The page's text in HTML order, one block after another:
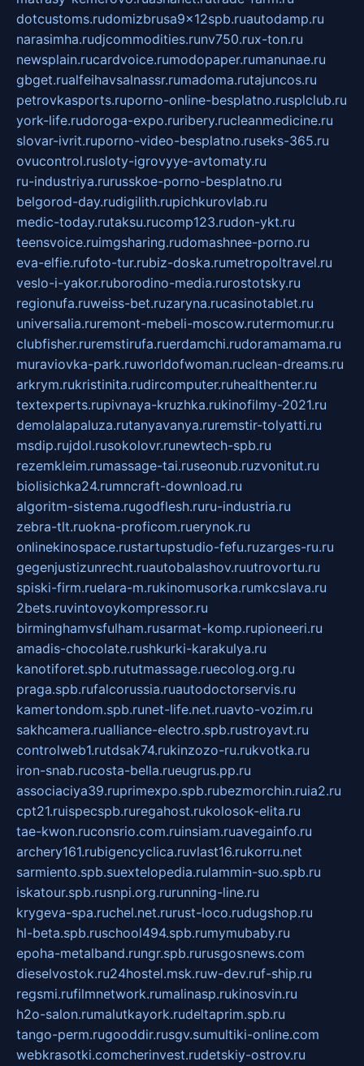
dotcustoms.rudomizbrusa9x12spb.ruautodamp.ru
narasimha.rudjcommodities.runv750.rux-ton.ru
newsplain.rucardvoice.rumodopaper.rumanunae.ru
gbget.rualfeihavsalnassr.rumadoma.rutajuncos.ru
petrovkasports.ruporno-online-besplatno.rusplclub.ru
york-life.rudoroga-expo.ruribery.rucleanmedicine.ru
slovar-ivrit.ruporno-video-besplatno.ruseks-365.ru
ovucontrol.rusloty-igrovyye-avtomaty.ru
ru-industriya.rurusskoe-porno-besplatno.ru
belgorod-day.rudigilith.rupichkurovlab.ru
medic-today.rutaksu.rucomp123.rudon-ykt.ru
teensvoice.ruimgsharing.rudomashnee-porno.ru
eva-elfie.rufoto-tur.rubiz-doska.rumetropoltravel.ru
veslo-i-yakor.ruborodino-media.rurostotsky.ru
regionufa.ruweiss-bet.ruzaryna.rucasinotablet.ru
universalia.ruremont-mebeli-moscow.rutermomur.ru
clubfisher.ruremstirufa.ruerdamchi.rudoramamama.ru
muraviovka-park.ruworldofwoman.ruclean-dreams.ru
arkrym.rukristinita.rudircomputer.ruhealthenter.ru
textexperts.rupivnaya-kruzhka.rukinofilmy-2021.ru
demolalapaluza.rutanyavanya.ruremstir-tolyatti.ru
msdip.rujdol.rusokolovr.runewtech-spb.ru
rezemkleim.rumassage-tai.ruseonub.ruzvonitut.ru
biolisichka24.rumncraft-download.ru
algoritm-sistema.rugodflesh.ruru-industria.ru
zebra-tlt.ruokna-proficom.ruerynok.ru
onlinekinospace.rustartupstudio-fefu.ruzarges-ru.ru
gegenjustizunrecht.ruautobalashov.ruutrovortu.ru
spiski-firm.ruelara-m.rukinomusorka.rumkcslava.ru
2bets.ruvintovoykompressor.ru
birminghamvsfulham.rusarmat-komp.rupioneeri.ru
amadis-chocolate.rushkurki-karakulya.ru
kanotiforet.spb.rututmassage.ruecolog.org.ru
praga.spb.rufalcorussia.ruautodoctorservis.ru
kamertondom.spb.runet-life.net.ruavto-vozim.ru
sakhcamera.rualliance-electro.spb.rustroyavt.ru
controlweb1.rutdsak74.rukinzozo-ru.rukvotka.ru
iron-snab.rucosta-bella.rueugrus.pp.ru
associaciya39.ruprimexpo.spb.rubezmorchin.ruia2.ru
cpt21.ruispecspb.ruregahost.rukolosok-elita.ru
tae-kwon.ruconsrio.com.ruinsiam.ruavegainfo.ru
archery161.rubigencyclica.ruvlast16.rukorru.net
sarmiento.spb.suextelopedia.rulammin-suo.spb.ru
iskatour.spb.rusnpi.org.rurunning-line.ru
krygeva-spa.ruchel.net.rurust-loco.rudugshop.ru
hl-beta.spb.ruschool494.spb.rumymubaby.ru
epoha-metalband.rungr.spb.rurusgosnews.com
dieselvostok.ru24hostel.msk.ruw-dev.ruf-ship.ru
regsmi.rufilmnetwork.rumalinasp.rukinosvin.ru
h2o-salon.rumalutkayork.rudeltaprim.spb.ru
tango-perm.rugooddir.rusgv.sumultiki-online.com
webkrasotki.comcherinvest.rudetskiy-ostrov.ru